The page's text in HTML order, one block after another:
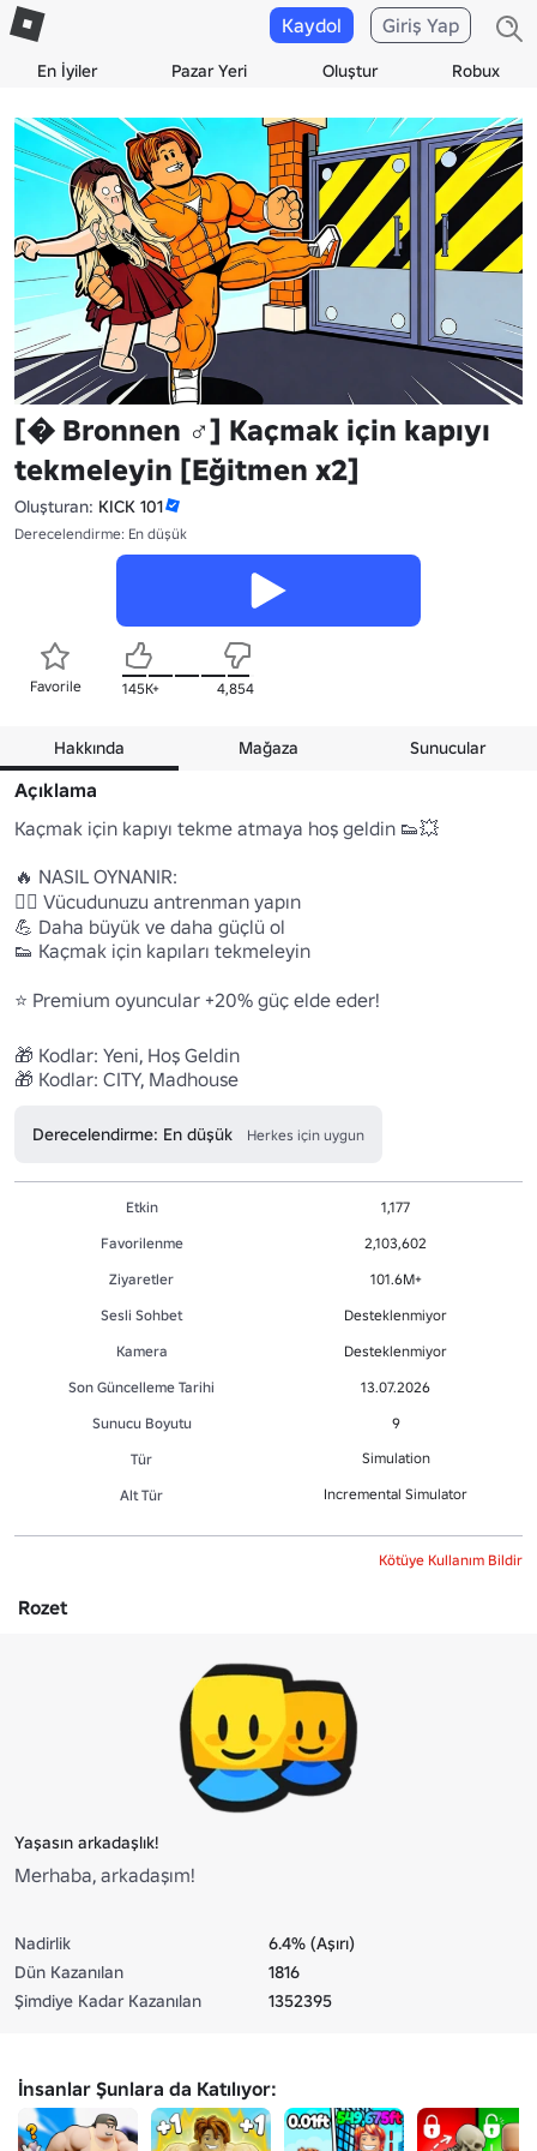
En İyiler Pazar Yeri Oluştur Robux
Kaydol Giriş Yap
[� Bronnen ♂️] Kaçmak için kapıyı
tekmeleyin [Eğitmen x2]
Oluşturan: KICK 101
Derecelendirme: En düşük
Favorile 145K+ 4,854
Hakkında Mağaza Sunucular
Açıklama
Kaçmak için kapıyı tekme atmaya hoş geldin 👟💥
🔥 NASIL OYNANIR:
🏋️‍♂️ Vücudunuzu antrenman yapın
💪 Daha büyük ve daha güçlü ol
👟 Kaçmak için kapıları tekmeleyin
⭐ Premium oyuncular +20% güç elde eder!
🎁 Kodlar: Yeni, Hoş Geldin
Derecelendirme: En düşük Herkes için uygun
Etkin
1,177
Favorilenme
2,103,602
Ziyaretler
101.6M+
Sesli Sohbet
Desteklenmiyor
Kamera
Desteklenmiyor
Son Güncelleme Tarihi
13.07.2026
Sunucu Boyutu
9
Tür
Simulation
Alt Tür Incremental Simulator
Kötüye Kullanım Bildir
Rozet
Yaşasın arkadaşlık!
Merhaba, arkadaşım!
Nadirlik
6.4% (Aşırı)
Dün Kazanılan
1816
Şimdiye Kadar Kazanılan
1352395
İnsanlar Şunlara da Katılıyor: